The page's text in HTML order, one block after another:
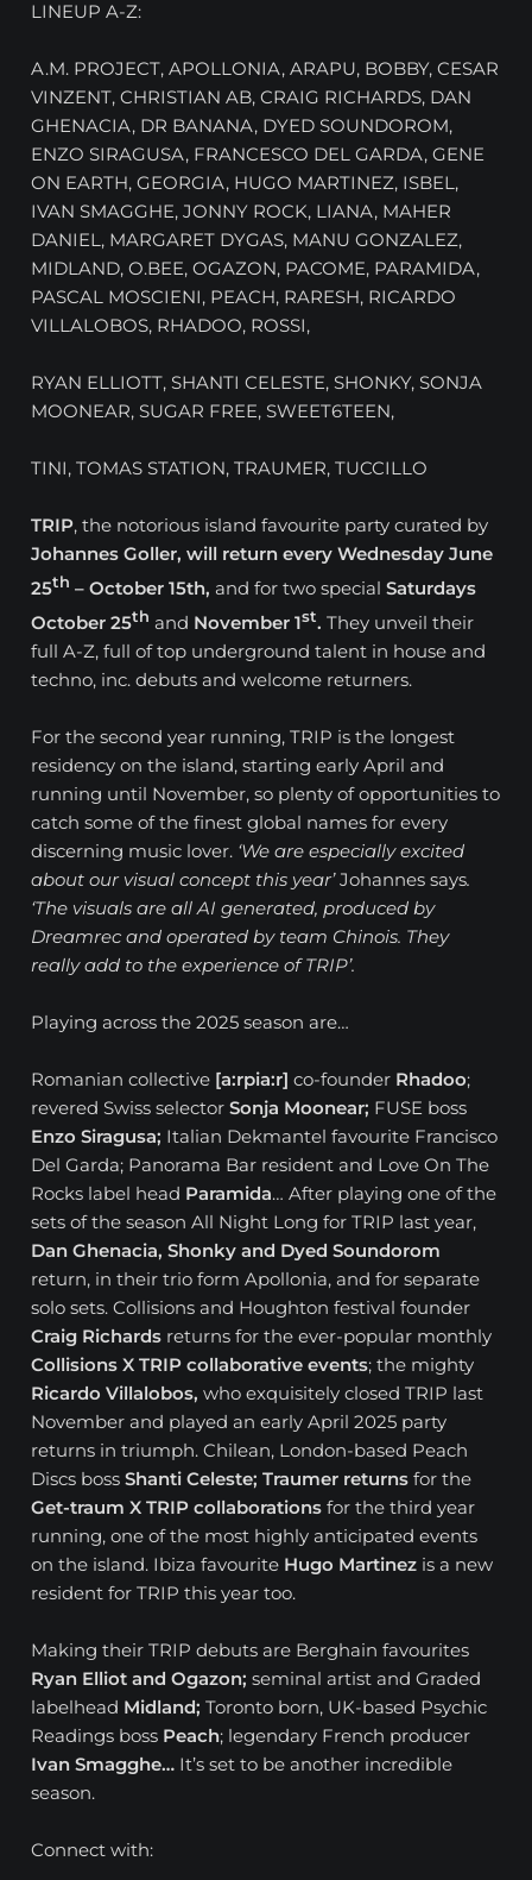
LINEUP A-Z:
A.M. PROJECT, APOLLONIA, ARAPU, BOBBY, CESAR
VINZENT, CHRISTIAN AB, CRAIG RICHARDS, DAN
GHENACIA, DR BANANA, DYED SOUNDOROM,
ENZO SIRAGUSA, FRANCESCO DEL GARDA, GENE
ON EARTH, GEORGIA, HUGO MARTINEZ, ISBEL,
IVAN SMAGGHE, JONNY ROCK, LIANA, MAHER
DANIEL, MARGARET DYGAS, MANU GONZALEZ,
MIDLAND, O.BEE, OGAZON, PACOME, PARAMIDA,
PASCAL MOSCIENI, PEACH, RARESH, RICARDO
VILLALOBOS, RHADOO, ROSSI,
RYAN ELLIOTT, SHANTI CELESTE, SHONKY, SONJA
MOONEAR, SUGAR FREE, SWEET6TEEN,
TINI, TOMAS STATION, TRAUMER, TUCCILLO
TRIP, the notorious island favourite party curated by
Johannes Goller, will return every Wednesday June
25th – October 15th,and for two special Saturdays
October 25th and November 1st.They unveil their
full A-Z, full of top underground talent in house and
techno, inc. debuts and welcome returners.
For the second year running, TRIP is the longest
residency on the island, starting early April and
running until November, so plenty of opportunities to
catch some of the finest global names for every
discerning music lover. ‘We are especially excited
about our visual concept this year’Johannes says.
‘The visuals are all AI generated, produced by
Dreamrec and operated by team Chinois. They
really add to the experience of TRIP’.
Playing across the 2025 season are…
Romanian collective [a:rpia:r]co-founder Rhadoo;
revered Swiss selectorSonja Moonear; FUSE boss
Enzo Siragusa; Italian Dekmantel favourite Francisco
Del Garda; Panorama Bar resident and Love On The
Rocks label head Paramida… After playing one of the
sets of the season All Night Long for TRIP last year,
Dan Ghenacia, Shonky and Dyed Soundorom
return, in their trio form Apollonia, and for separate
solo sets. Collisions and Houghton festival founder
Craig Richards returns for the ever-popular monthly
Collisions X TRIP collaborative events; the mighty
Ricardo Villalobos,who exquisitely closed TRIP last
November and played an early April 2025 party
returns in triumph. Chilean, London-based Peach
Discs bossShanti Celeste; Traumer returnsfor the
Get-traum X TRIP collaborations for the third year
running, one of the most highly anticipated events
on the island. Ibiza favourite Hugo Martinez is a new
resident for TRIP this year too.
Making their TRIP debuts are Berghain favourites
Ryan Elliot and Ogazon;seminal artist and Graded
labelhead Midland;Toronto born, UK-based Psychic
Readings boss Peach; legendary French producer
Ivan Smagghe… It’s set to be another incredible
season.
Connect with: